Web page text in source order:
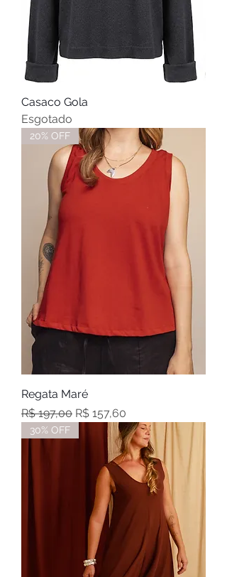
Casaco Gola
Esgotado
20% OFF
Regata Maré
Preço normal
R$ 197,00 Preço promocional
R$ 157,60
30% OFF